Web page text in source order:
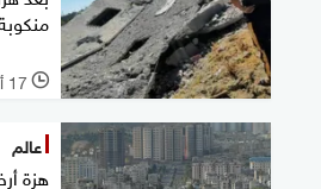
l 17 أغسطس 2020
عالم
هزة